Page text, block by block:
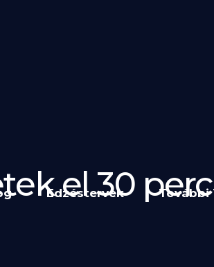
Edzéstervek További
el 30